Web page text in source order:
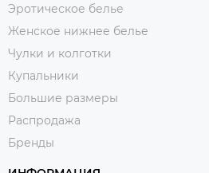
Эротическое белье
Женское нижнее белье
Чулки и колготки
Купальники
Большие размеры
Распродажа
Бренды